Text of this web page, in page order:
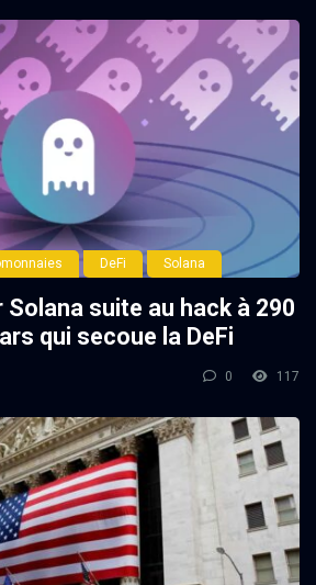
DeFi Solana
suite au hack à 290
qui secoue la DeFi
0 117